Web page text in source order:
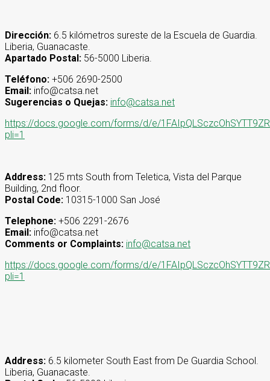
Dirección: 6.5 kilómetros sureste de la Escuela de Guardia.
Liberia, Guanacaste.
Apartado Postal: 56-5000 Liberia.
Teléfono: +506 2690-2500
Email: info@catsa.net
Sugerencias o Quejas: info@catsa.net
https://docs.google.com/forms/d/e/
pli=1
Address: 125 mts South from Teletica, Vista del Parque
Building, 2nd floor.
Postal Code: 10315-1000 San José
Telephone: +506 2291-2676
Email: info@catsa.net
Comments or Complaints: info@catsa.net
https://docs.google.com/forms/d/e/
pli=1
Address: 6.5 kilometer South East from De Guardia School.
Liberia, Guanacaste.